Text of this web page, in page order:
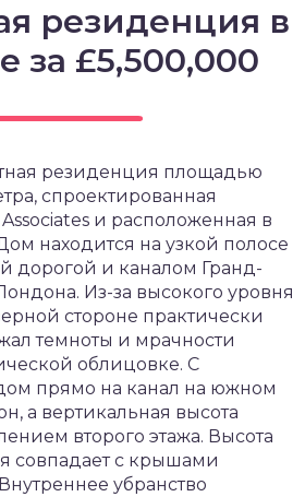
резиденция в
за £5,500,000
резиденция площадью
спроектированная
и расположенная в
находится на узкой полосе
дорогой и каналом Гранд-
Из-за высокого уровня
стороне практически
темноты и мрачности
облицовке. С
прямо на канал на южном
а вертикальная высота
второго этажа. Высота
совпадает с крышами
убранство